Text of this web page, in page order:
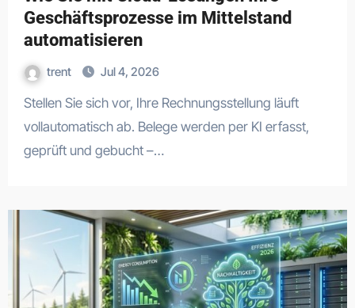
Geschäftsprozesse im Mittelstand
automatisieren
trent Jul 4, 2026
Stellen Sie sich vor, Ihre Rechnungsstellung läuft
vollautomatisch ab. Belege werden per KI erfasst,
geprüft und gebucht –…